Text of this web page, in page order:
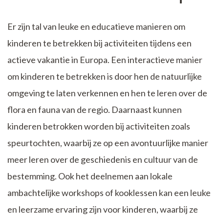
Er zijn tal van leuke en educatieve manieren om
kinderen te betrekken bij activiteiten tijdens een
actieve vakantie in Europa. Een interactieve manier
om kinderen te betrekken is door hen de natuurlijke
omgeving te laten verkennen en hen te leren over de
flora en fauna van de regio. Daarnaast kunnen
kinderen betrokken worden bij activiteiten zoals
speurtochten, waarbij ze op een avontuurlijke manier
meer leren over de geschiedenis en cultuur van de
bestemming. Ook het deelnemen aan lokale
ambachtelijke workshops of kooklessen kan een leuke
en leerzame ervaring zijn voor kinderen, waarbij ze